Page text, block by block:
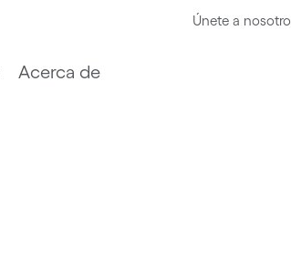
Únete a
Acerca de